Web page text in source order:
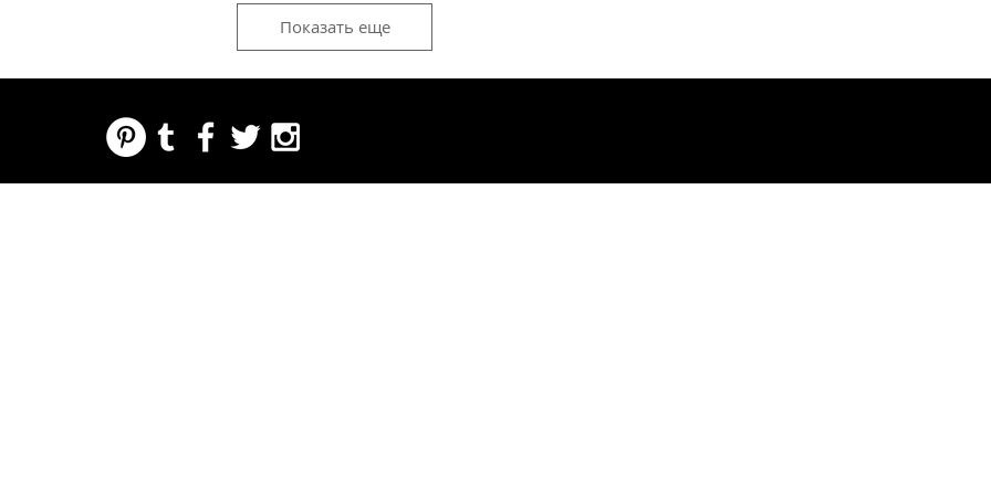
Показать еще